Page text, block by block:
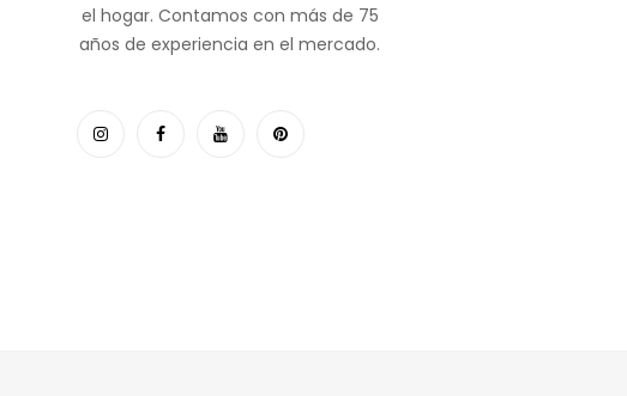
el hogar. Contamos con más de 75
años de experiencia en el mercado.